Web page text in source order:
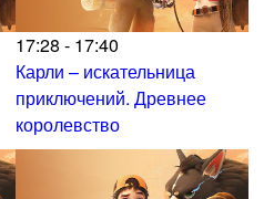
17:28 - 17:40
Карли – искательница
приключений. Древнее
королевство